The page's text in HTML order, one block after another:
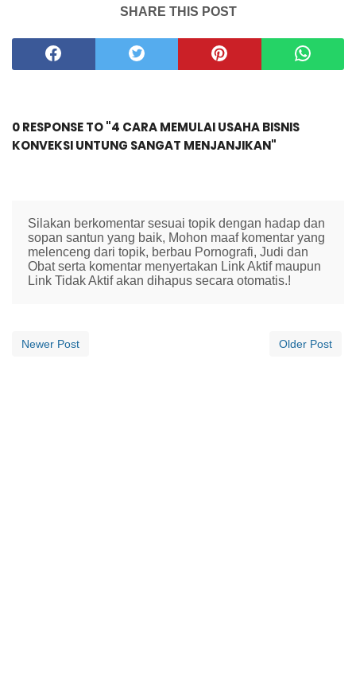
SHARE THIS POST
0 RESPONSE TO "4 CARA MEMULAI USAHA BISNIS
KONVEKSI UNTUNG SANGAT MENJANJIKAN"
Silakan berkomentar sesuai topik dengan hadap dan
sopan santun yang baik, Mohon maaf komentar yang
melenceng dari topik, berbau Pornografi, Judi dan
Obat serta komentar menyertakan Link Aktif maupun
Link Tidak Aktif akan dihapus secara otomatis.!
Newer Post Older Post